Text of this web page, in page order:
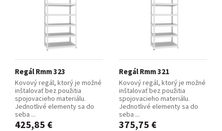
Regál Rmm 323
Kovový regál, ktorý je možné
inštalovať bez použitia
spojovacieho materiálu.
Jednotlivé elementy sa do
seba ...
425,85 €
Regál Rmm 321
Kovový regál, ktorý je možné
inštalovať bez použitia
spojovacieho materiálu.
Jednotlivé elementy sa do
seba ...
375,75 €